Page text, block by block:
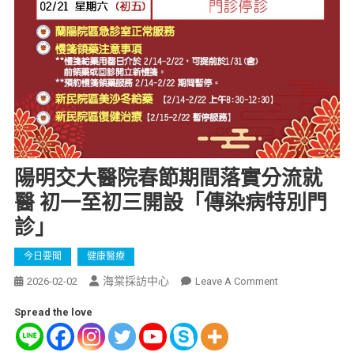
陽明交大醫院春節期間落實分流就
醫 初一至初三開設「傳染病特別門
診」
今日要聞 健康醫療
2026-02-02 海棠採訪中心 Leave A Comment
Spread the love